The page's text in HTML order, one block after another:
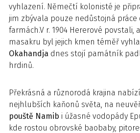
vyhlazení. Němečtí kolonisté je
jim zbývala pouze nedůstojná práce
farmách.V r. 1904 Hererové povstali,
masakru byl jejich kmen téměř
Okahandja dnes stojí památník
hrdinů.
Překrásná a různorodá krajina
nejhlubších kaňonů světa, na
pouště Namib i úžasné vodopády
kde rostou obrovské baobaby,